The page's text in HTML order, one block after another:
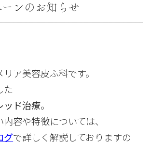
ーンのお知らせ
ア美容皮ふ科です。
た
ッド治療。
容や特徴については、
グで詳しく解説しておりますの